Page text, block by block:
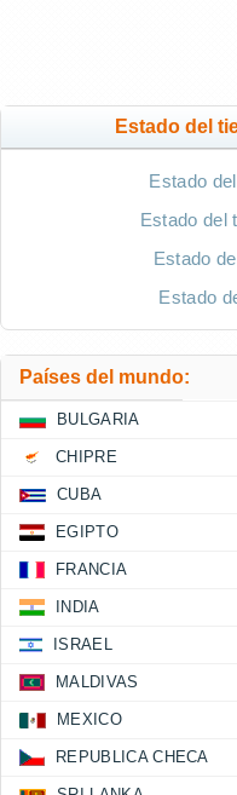
Estado del
Estado
Estado del
Estado
Estado
Países del mundo:
BULGARIA
CHIPRE
CUBA
EGIPTO
FRANCIA
INDIA
ISRAEL
MALDIVAS
MEXICO
REPUBLICA CHECA